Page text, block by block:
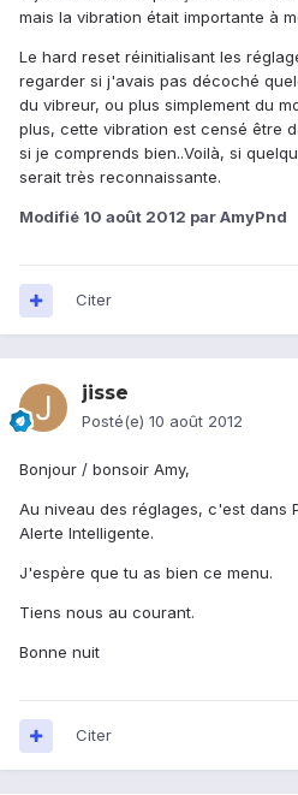
mais la vibration était importante à
Le hard reset réinitialisant les
regarder si j'avais pas décoché
du vibreur, ou plus simplement du
plus, cette vibration est censé être
si je comprends bien..Voilà, si
serait très reconnaissante.
Modifié 10 août 2012 par AmyPnd
Citer
jisse
Posté(e) 10 août 2012
Bonjour / bonsoir Amy,
Au niveau des réglages, c'est dans
Alerte Intelligente.
J'espère que tu as bien ce menu.
Tiens nous au courant.
Bonne nuit
Citer